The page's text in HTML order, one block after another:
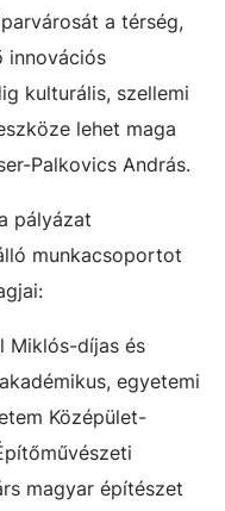
a térség,
innovációs
kulturális, szellemi
lehet maga
Palkovics András.
pályázat
munkacsoportot
Miklós-díjas és
egyetemi
Középület-
magyar építészet